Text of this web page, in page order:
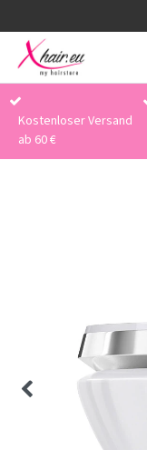
Kostenloser Versand
ab 60 €